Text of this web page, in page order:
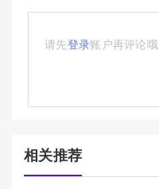
请先登录账户再评论哦
相关推荐